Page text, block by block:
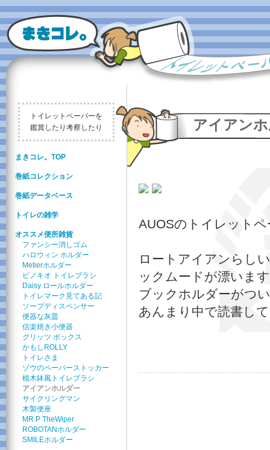
トイレットペーパーを
鑑賞したり考察したり
まきコレ。TOP
巻紙コレクション
巻紙データベース
トイレの雑学
オススメ便所雑貨
ファンシー消しゴム
ハロウィン ホルダー
Metierホルダー
ピノキオ トイレブラシ
Daisy ロールホルダー
トイレマーク見てある記
ソープディスペンサー
便器な灰皿
信楽焼き小便器
グリッツ ボックス
かもしROLLY
トイレさま
ゾウのペーパーストッカー
植木鉢風トイレブラシ
アイアンホルダー
サイクリングマン
木製便座
MR.P TheWiper
ROBOTANホルダー
SMILEホルダー
アイアン
AUOSのトイレット
ロートアイアンらし
ックムードが漂いま
ブックホルダーがつ
あんまり中で読書し